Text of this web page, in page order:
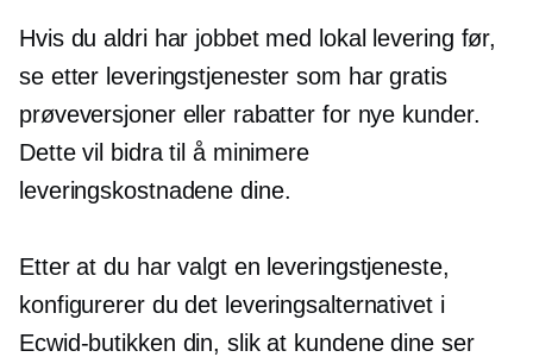
Hvis du aldri har jobbet med lokal levering før,
se etter leveringstjenester som har gratis
prøveversjoner eller rabatter for nye kunder.
Dette vil bidra til å minimere
leveringskostnadene dine.
Etter at du har valgt en leveringstjeneste,
konfigurerer du det leveringsalternativet i
Ecwid-butikken din, slik at kundene dine ser